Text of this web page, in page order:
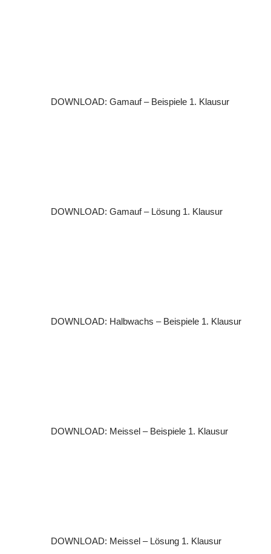
DOWNLOAD: Gamauf – Beispiele 1. Klausur
DOWNLOAD: Gamauf – Lösung 1. Klausur
DOWNLOAD: Halbwachs – Beispiele 1. Klausur
DOWNLOAD: Meissel – Beispiele 1. Klausur
DOWNLOAD: Meissel – Lösung 1. Klausur